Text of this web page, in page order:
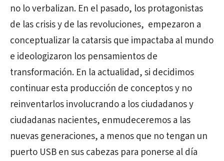
no lo verbalizan. En el pasado, los protagonistas
de las crisis y de las revoluciones, empezaron a
conceptualizar la catarsis que impactaba al mundo
e ideologizaron los pensamientos de
transformación. En la actualidad, si decidimos
continuar esta producción de conceptos y no
reinventarlos involucrando a los ciudadanos y
ciudadanas nacientes, enmudeceremos a las
nuevas generaciones, a menos que no tengan un
puerto USB en sus cabezas para ponerse al día